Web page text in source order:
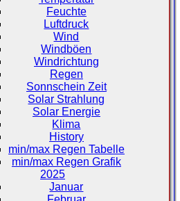
Feuchte
Luftdruck
Wind
Windböen
Windrichtung
Regen
Sonnschein Zeit
Solar Strahlung
Solar Energie
Klima
History
min/max Regen Tabelle
min/max Regen Grafik
2025
Januar